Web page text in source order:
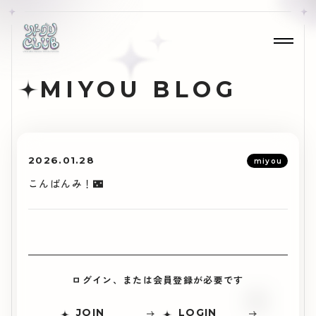
MIYOU BLOG
2026.01.28 miyou
こんばんみ！🌃
ログイン、または会員登録が必要です
JOIN LOGIN